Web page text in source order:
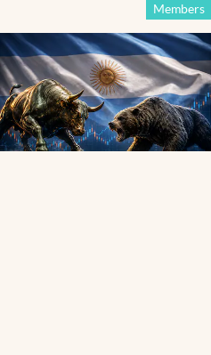
Members